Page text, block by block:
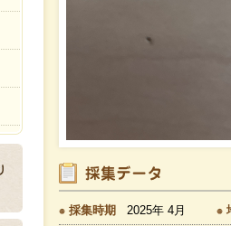
採集時期 2025年 4月